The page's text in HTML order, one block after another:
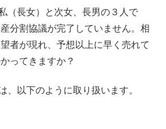
（長女）と次女、長男の３人で
分割協議が完了していません。相
者が現れ、予想以上に早く売れて
ってきますか？
、以下のように取り扱います。